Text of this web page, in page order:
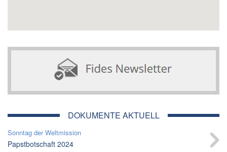
DOKUMENTE AKTUELL
Sonntag der Weltmission
Papstbotschaft 2024